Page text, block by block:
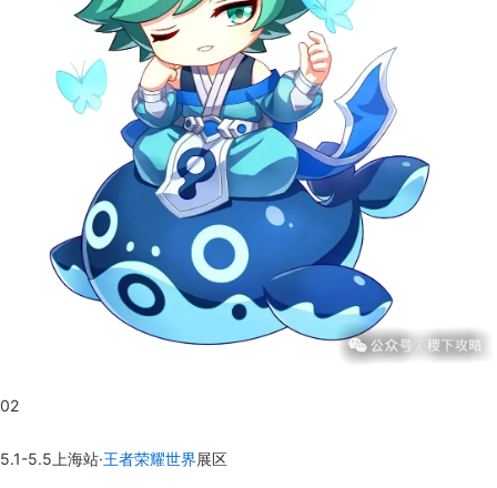
02
5.1-5.5上海站·王者荣耀世界展区